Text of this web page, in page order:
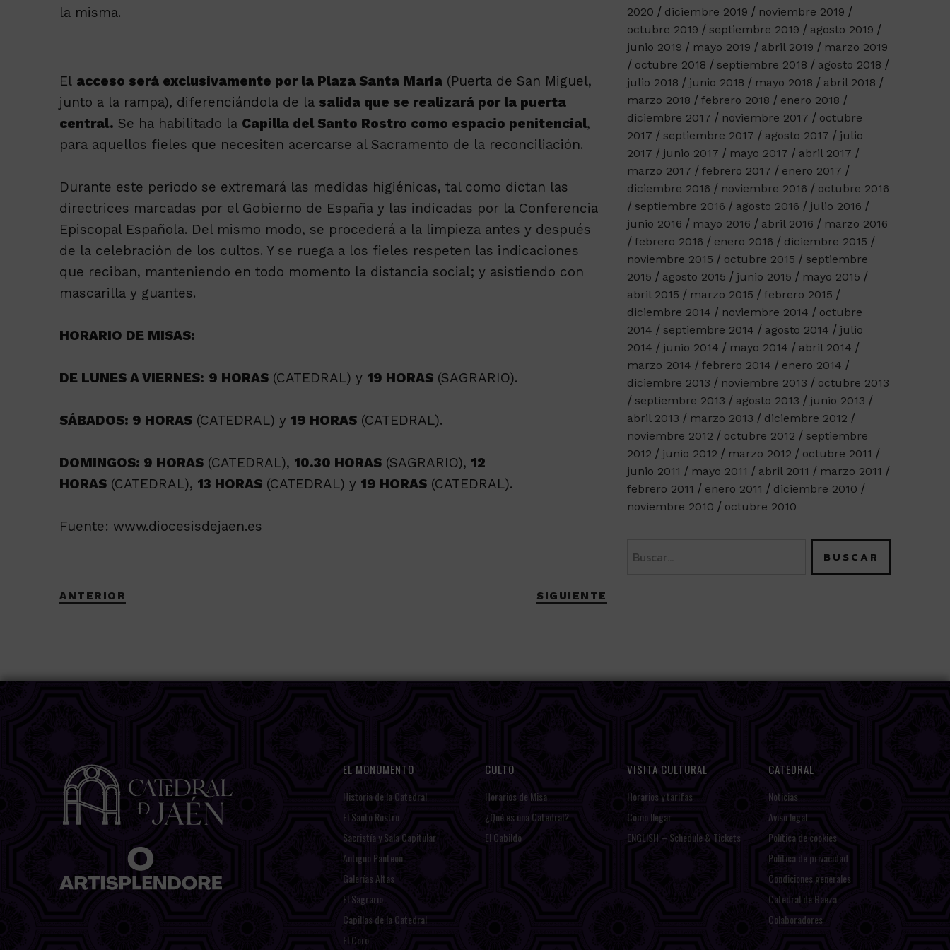
la misma.
El acceso será exclusivamente por la Plaza Santa María (Puerta de San Miguel,
junto a la rampa), diferenciándola de la salida que se realizará por la puerta
central. Se ha habilitado la Capilla del Santo Rostro como espacio penitencial,
para aquellos fieles que necesiten acercarse al Sacramento de la reconciliación.
Durante este periodo se extremará las medidas higiénicas, tal como dictan las
directrices marcadas por el Gobierno de España y las indicadas por la Conferencia
Episcopal Española. Del mismo modo, se procederá a la limpieza antes y después
de la celebración de los cultos. Y se ruega a los fieles respeten las indicaciones
que reciban, manteniendo en todo momento la distancia social; y asistiendo con
mascarilla y guantes.
HORARIO DE MISAS:
DE LUNES A VIERNES: 9 HORAS (CATEDRAL) y 19 HORAS (SAGRARIO).
SÁBADOS: 9 HORAS (CATEDRAL) y 19 HORAS (CATEDRAL).
DOMINGOS: 9 HORAS (CATEDRAL), 10.30 HORAS (SAGRARIO), 12
HORAS (CATEDRAL), 13 HORAS (CATEDRAL) y 19 HORAS (CATEDRAL).
Fuente: www.diocesisdejaen.es
ANTERIOR SIGUIENTE
2020
diciembre 2019
noviembre 2019
octubre 2019
septiembre 2019
agosto 2019
junio 2019
mayo 2019 abril 2019
marzo 2019
octubre 2018
septiembre 2018
agosto 2018
julio 2018
junio 2018 mayo 2018
abril 2018
marzo 2018
febrero 2018
enero 2018
diciembre 2017
noviembre 2017
octubre
2017
septiembre 2017 agosto 2017
julio
2017
junio 2017 mayo 2017
abril 2017
marzo 2017
febrero 2017
enero 2017
diciembre 2016
noviembre 2016
octubre 2016
septiembre 2016
agosto 2016
julio 2016
junio 2016
mayo 2016 abril 2016
marzo 2016
febrero 2016
enero 2016
diciembre 2015
noviembre 2015
octubre 2015
septiembre
2015
agosto 2015 junio 2015
mayo 2015
abril 2015
marzo 2015
febrero 2015
diciembre 2014
noviembre 2014
octubre
2014
septiembre 2014 agosto 2014
julio
2014
junio 2014 mayo 2014
abril 2014
marzo 2014
febrero 2014
enero 2014
diciembre 2013
noviembre 2013
octubre 2013
septiembre 2013
agosto 2013
junio 2013
abril 2013
marzo 2013
diciembre 2012
noviembre 2012
octubre 2012
septiembre
2012
junio 2012 marzo 2012
octubre 2011
junio 2011
mayo 2011 abril 2011
marzo 2011
febrero 2011
enero 2011
diciembre 2010
noviembre 2010
octubre 2010
EL MONUMENTO
Historia de la Catedral
El Santo Rostro
Sacristía y Sala Capitular
Antiguo Panteón
Galerías Altas
El Sagrario
Capillas de la Catedral
El Coro
CULTO
Horarios de Misa
¿Qué es una Catedral?
El Cabildo
VISITA CULTURAL
Horarios y tarifas
Cómo llegar
ENGLISH – Schedule & Tickets
CATEDRAL
Noticias
Aviso legal
Política de cookies
Política de privacidad
Condiciones generales
Catedral de Baeza
Colaboradores